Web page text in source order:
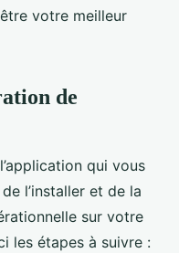
votre meilleur
de
qui vous
l’installer et de la
sur votre
les étapes à suivre :